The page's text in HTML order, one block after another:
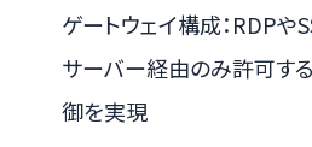
ゲートウェイ構成：RDP
サーバー経由のみ許可す
御を実現